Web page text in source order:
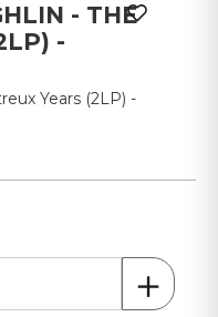
- THE
-
Years (2LP) -
＋